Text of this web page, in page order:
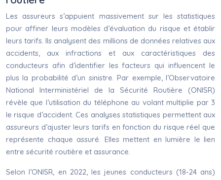
Les assureurs s’appuient massivement sur les statistiques
pour affiner leurs modèles d’évaluation du risque et établir
leurs tarifs. Ils analysent des millions de données relatives aux
accidents, aux infractions et aux caractéristiques des
conducteurs afin d’identifier les facteurs qui influencent le
plus la probabilité d’un sinistre. Par exemple, l’Observatoire
National Interministériel de la Sécurité Routière (ONISR)
révèle que l’utilisation du téléphone au volant multiplie par 3
le risque d’accident. Ces analyses statistiques permettent aux
assureurs d’ajuster leurs tarifs en fonction du risque réel que
représente chaque assuré. Elles mettent en lumière le lien
entre sécurité routière et assurance.
Selon l’ONISR, en 2022, les jeunes conducteurs (18-24 ans)